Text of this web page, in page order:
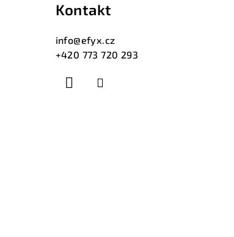
Kontakt
info@efyx.cz
+420 773 720 293